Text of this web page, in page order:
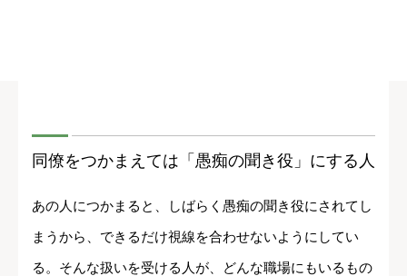
同僚をつかまえては「愚痴の聞き役」にする人
あの人につかまると、しばらく愚痴の聞き役にされてし
まうから、できるだけ視線を合わせないようにしてい
る。そんな扱いを受ける人が、どんな職場にもいるもの